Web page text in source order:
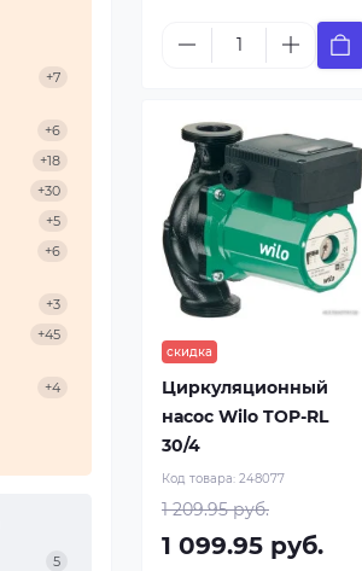
+7
+6
+18
+30
+5
+6
+3
+45
+4
5
скидка
Циркуляционный
насос Wilo TOP-RL
30/4
Код товара: 248077
1 209.95 руб.
1 099.95 руб.